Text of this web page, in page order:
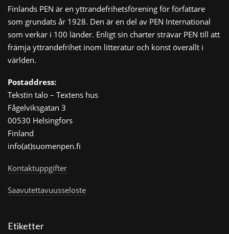
Finlands PEN är en yttrandefrihetsförening för författare
som grundats år 1928. Den är en del av PEN International
som verkar i 100 länder. Enligt sin charter strävar PEN till att
främja yttrandefrihet inom litteratur och konst överallt i
världen.
Postaddress:
Tekstin talo – Textens hus
Fågelviksgatan 3
00530 Helsingfors
Finland
info(at)suomenpen.fi
Kontaktuppgifter
Saavutettavuusseloste
Etiketter